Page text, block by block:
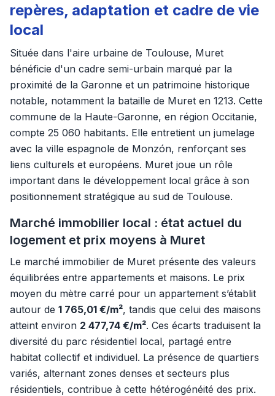
repères, adaptation et cadre de vie
local
Située dans l'aire urbaine de Toulouse, Muret
bénéficie d'un cadre semi-urbain marqué par la
proximité de la Garonne et un patrimoine historique
notable, notamment la bataille de Muret en 1213. Cette
commune de la Haute-Garonne, en région Occitanie,
compte 25 060 habitants. Elle entretient un jumelage
avec la ville espagnole de Monzón, renforçant ses
liens culturels et européens. Muret joue un rôle
important dans le développement local grâce à son
positionnement stratégique au sud de Toulouse.
Marché immobilier local : état actuel du
logement et prix moyens à Muret
Le marché immobilier de Muret présente des valeurs
équilibrées entre appartements et maisons. Le prix
moyen du mètre carré pour un appartement s’établit
autour de 1 765,01 €/m², tandis que celui des maisons
atteint environ 2 477,74 €/m². Ces écarts traduisent la
diversité du parc résidentiel local, partagé entre
habitat collectif et individuel. La présence de quartiers
variés, alternant zones denses et secteurs plus
résidentiels, contribue à cette hétérogénéité des prix.